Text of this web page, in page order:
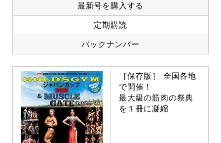
最新号を購入する
定期購読
バックナンバー
［保存版］ 全国各地
で開催！
最大級の筋肉の祭典
を１冊に凝縮